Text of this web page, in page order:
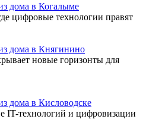
дома в Когалыме
цифровые технологии правят
дома в Княгинино
новые горизонты для
дома в Кисловодске
IT-технологий и цифровизации